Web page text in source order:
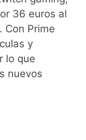
36 euros al
. Con Prime
y
lo que
nuevos